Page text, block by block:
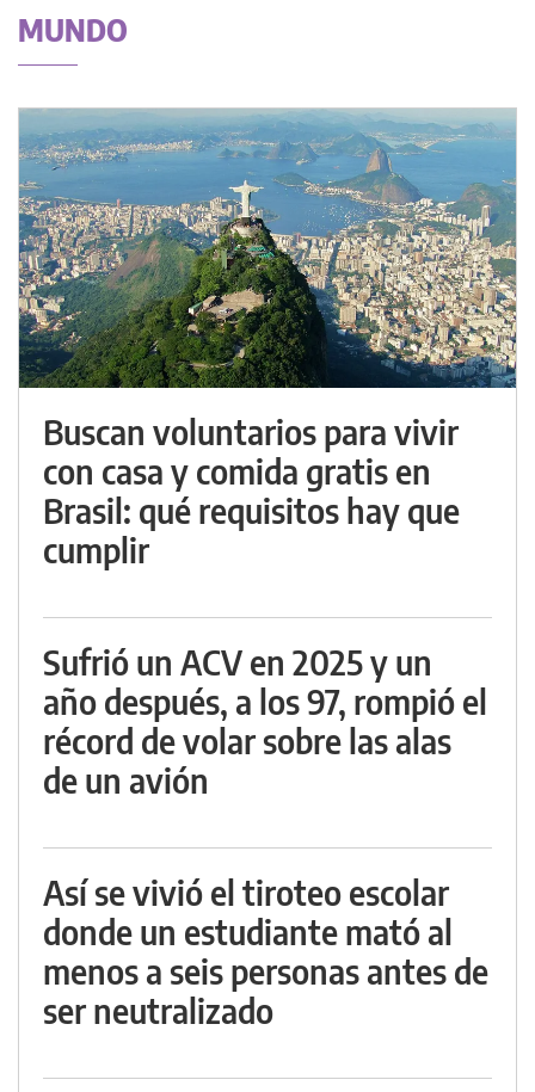
MUNDO
Buscan voluntarios para vivir
con casa y comida gratis en
Brasil: qué requisitos hay que
cumplir
Sufrió un ACV en 2025 y un
año después, a los 97, rompió el
récord de volar sobre las alas
de un avión
Así se vivió el tiroteo escolar
donde un estudiante mató al
menos a seis personas antes de
ser neutralizado